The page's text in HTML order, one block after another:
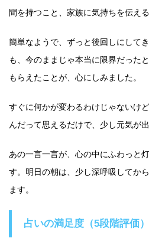
間を持つこと、家族に気持ちを伝える
簡単なようで、ずっと後回しにして
も、今のままじゃ本当に限界だった
もらえたことが、心にしみました。
すぐに何かが変わるわけじゃないけ
んだって思えるだけで、少し元気が出
あの一言一言が、心の中にふわっと
す。明日の朝は、少し深呼吸してか
ます。
占いの満足度（5段階評価）